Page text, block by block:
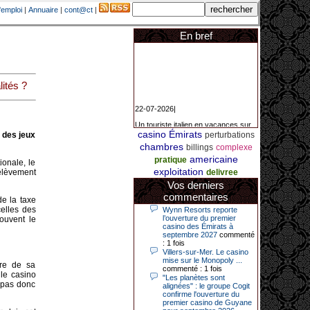
| Annuaire | cont@ct |
?
jeux
le
la taxe
des
le
de sa
casino
donc
En bref
la Côte d’Azur a remporté un
jackpot exceptionnel de 84.631
euros dans la nuit de samedi à
dimanche au Casino Barrière Le
Croisette à Cannes. Il s’agit d’un
nouveau record de gains de l’année
2026 pour cet établissement.
14-04-2026|
Dimanche 12 avril 2026, cette date
restera gravée dans la mémoire de
ce joueur du casino de Saint-Quay-
Portrieux (Côtes-d’Armor).
Ce quinquagénaire, habitant Plouha
mais souhaitant garder l’anonymat,
a eu l’énorme surprise de décrocher
un jackpot record de 82 426 €.
casino Émirats perturbations
chambres billings complexe
pratique americaine
exploitation delivree
Vos derniers
commentaires
Wynn Resorts reporte
l’ouverture du premier
casino des Émirats à
septembre 2027 commenté
: 1 fois
Villers-sur-Mer. Le casino
mise sur le Monopoly ...
commenté : 1 fois
"Les planètes sont
alignées" : le groupe Cogit
confirme l'ouverture du
premier casino de Guyane